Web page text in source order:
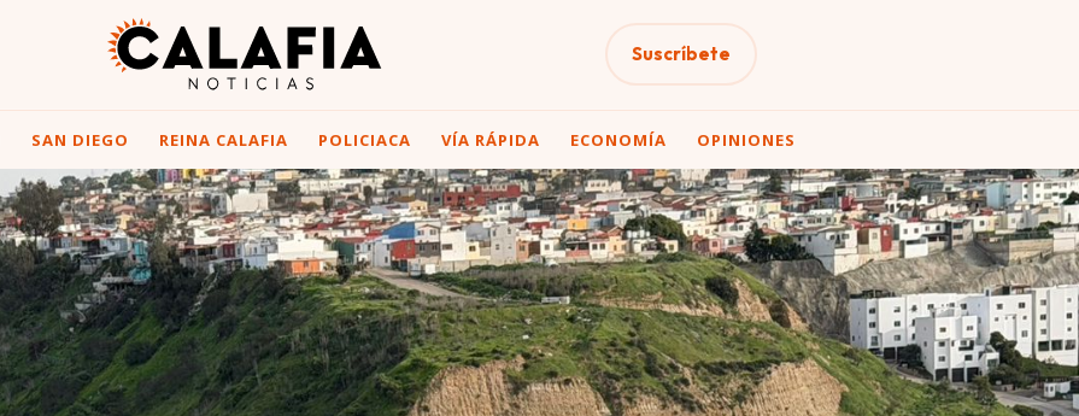
Suscríbete
SAN DIEGO REINA CALAFIA POLICIACA VÍA RÁPIDA ECONOMÍA OPINIONES